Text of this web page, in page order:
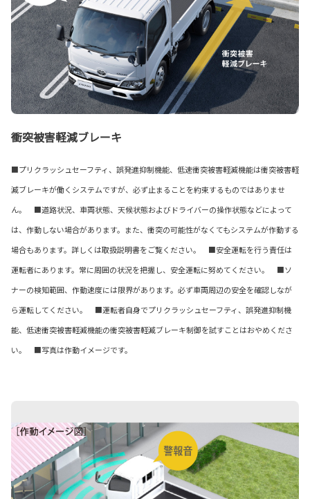
衝突被害軽減ブレーキ
■プリクラッシュセーフティ、誤発進抑制機能、低速衝突被害軽減機能は衝突被害軽
減ブレーキが働くシステムですが、必ず止まることを約束するものではありませ
ん。 ■道路状況、車両状態、天候状態およびドライバーの操作状態などによって
は、作動しない場合があります。また、衝突の可能性がなくてもシステムが作動する
場合もあります。詳しくは取扱説明書をご覧ください。 ■安全運転を行う責任は
運転者にあります。常に周囲の状況を把握し、安全運転に努めてください。 ■ソ
ナーの検知範囲、作動速度には限界があります。必ず車両周辺の安全を確認しなが
ら運転してください。 ■運転者自身でプリクラッシュセーフティ、誤発進抑制機
能、低速衝突被害軽減機能の衝突被害軽減ブレーキ制御を試すことはおやめくださ
い。 ■写真は作動イメージです。